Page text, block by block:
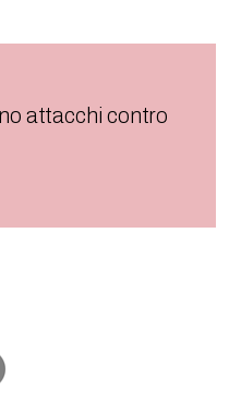
attacchi contro